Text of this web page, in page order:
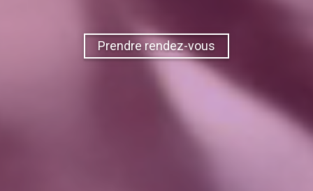
Prendre rendez-vous